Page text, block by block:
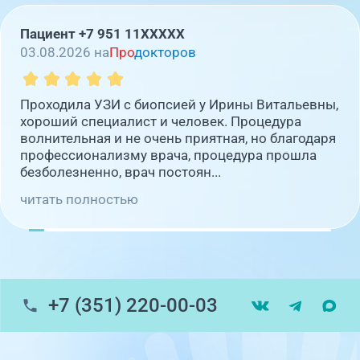
ДИАГНОСТИРОВАНИЯ!
Пациент +7 951 11XXXXX
03.08.2026 наПродокторов
Проходила УЗИ с биопсией у Ирины Витальевны,
хороший специалист и человек. Процедура
волнительная и не очень приятная, но благодаря
профессионализму врача, процедура прошла
безболезненно, врач постоян...
читать полностью
+7 (351) 220-00-03